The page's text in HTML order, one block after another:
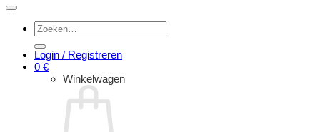
Zoeken
naar:
Login / Registreren
0 €
Winkelwagen